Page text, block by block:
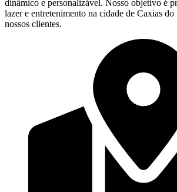
dinâmico e personalizável. Nosso objetivo é
lazer e entretenimento na cidade de Caxias do
nossos clientes.